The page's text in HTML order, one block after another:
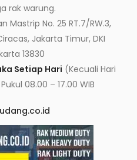
rak warung.
Mastrip No. 25 RT.7/RW.3,
Jakarta Timur, DKI
13830
Setiap Hari (Kecuali Hari
08.00 – 17.00 WIB